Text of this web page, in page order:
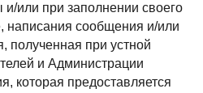
или при заполнении своего
сообщения и/или
полученная при устной
и Администрации
которая предоставляется